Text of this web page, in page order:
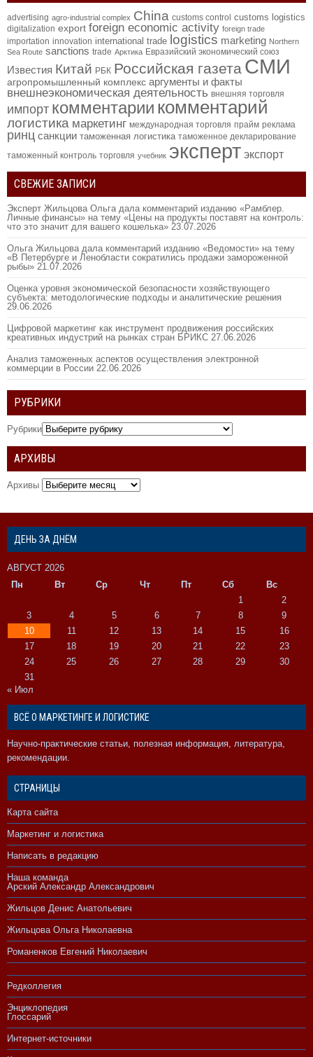
advertising agro-industrial complex China customs control customs logistics
digitalization export foreign economic activity foreign trade
importation innovation international trade logistics marketing Northern
Sea Route sanctions trade Арктика Евразийский экономический союз
Известия Китай РБК Российская газета СМИ
агропромышленный комплекс аргументы и факты
внешнеэкономическая деятельность внешняя торговля
импорт комментарии комментарий
логистика маркетинг международная торговля прайм реклама
ринц санкции таможенная логистика таможенное декларирование
таможенный контроль торговля учебник эксперт экспорт
СВЕЖИЕ ЗАПИСИ
Эксперт Жильцова Ольга дала комментарий изданию «Рамблер.
Личные финансы» на тему «Цены на продукты поставят на контроль:
что это значит для вашего кошелька» 23.07.2026
Ольга Жильцова дала комментарий изданию «Ведомости» на тему
«В Петербурге и Ленобласти сократились продажи замороженной
рыбы» 21.07.2026
Оценка уровня экономической безопасности хозяйствующего
субъекта: методологические подходы и аналитические решения
29.06.2026
Цифровой маркетинг как инструмент продвижения российских
креативных индустрий на рынках стран БРИКС 27.06.2026
Анализ таможенных аспектов осуществления электронной
коммерции в России 22.06.2026
РУБРИКИ
Рубрики
АРХИВЫ
Архивы
ДЕНЬ ЗА ДНЁМ
АВГУСТ 2026
Пн
Вт Ср Чт Пт Сб
Вс
1
2
3
4 5 6 7 8
9
10
11 12 13 14 15
16
17
18 19 20 21 22
23
24
25 26 27 28 29
30
31
« Июл
ВСЁ О МАРКЕТИНГЕ И ЛОГИСТИКЕ
Научно-практические статьи, полезная информация, литература,
рекомендации.
СТРАНИЦЫ
Карта сайта
Маркетинг и логистика
Написать в редакцию
Наша команда
Арский Александр Александрович
Жильцов Денис Анатольевич
Жильцова Ольга Николаевна
Романенков Евгений Николаевич
Редколлегия
Энциклопедия
Глоссарий
Интернет-источники